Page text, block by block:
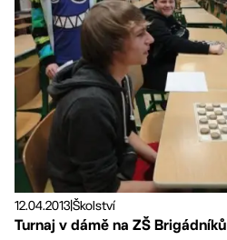
12.04.2013Školství
Turnaj v dámě na ZŠ Brigádníků